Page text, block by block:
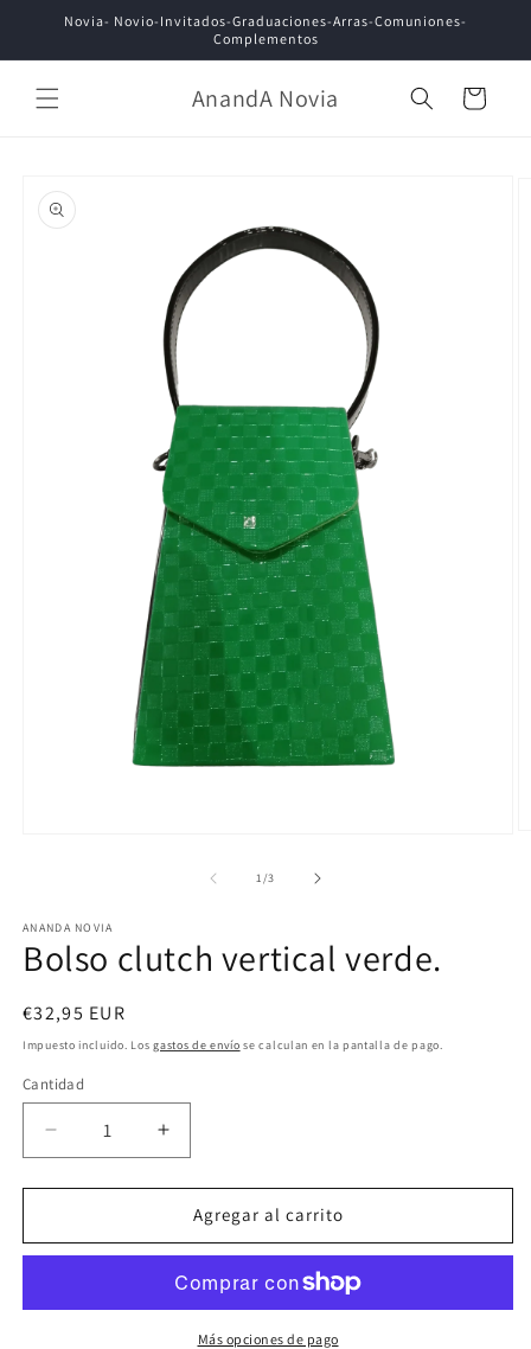
directamente
Novia- Novio-Invitados-Graduaciones-Arras-Comuniones-
Complementos
AnandA Novia Carrito
a la
información
una
ventana
modal
1/de
3
ANANDA NOVIA
Bolso clutch vertical verde.
Precio
habitual
€32,95 EUR
Impuesto incluido. Losgastos de envío se calculan en la pantalla de pago.
Cantidad
Reducir
cantidad
para
clutch
Aumentar
cantidad
para
Bolso
clutch
verde.
Agregar al carrito
Más opciones de pago